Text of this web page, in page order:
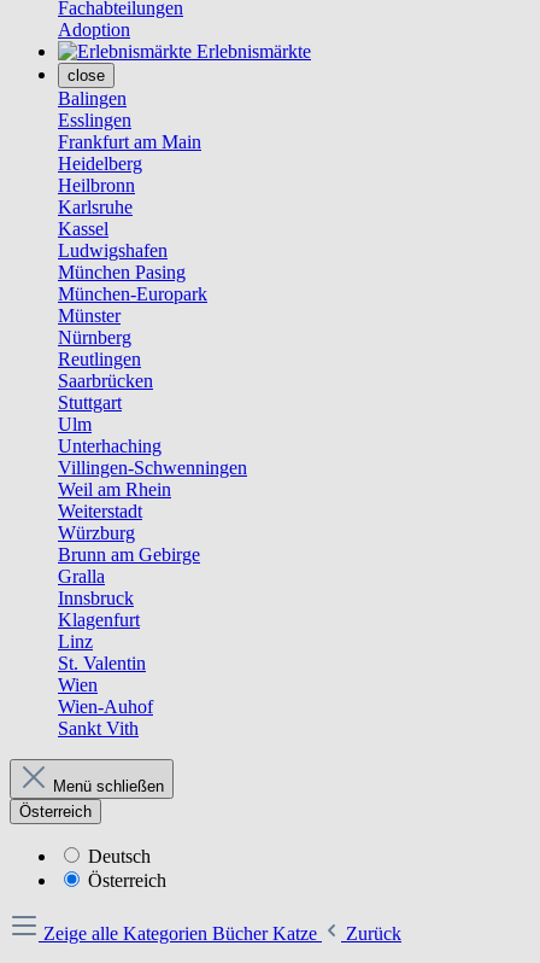
Fachabteilungen
Adoption
Erlebnismärkte
close
Balingen
Esslingen
Frankfurt am Main
Heidelberg
Heilbronn
Karlsruhe
Kassel
Ludwigshafen
München Pasing
München-Europark
Münster
Nürnberg
Reutlingen
Saarbrücken
Stuttgart
Ulm
Unterhaching
Villingen-Schwenningen
Weil am Rhein
Weiterstadt
Würzburg
Brunn am Gebirge
Gralla
Innsbruck
Klagenfurt
Linz
St. Valentin
Wien
Wien-Auhof
Sankt Vith
Menü schließen
Österreich
Deutsch
Österreich
Zeige alle Kategorien Bücher Katze
Zurück